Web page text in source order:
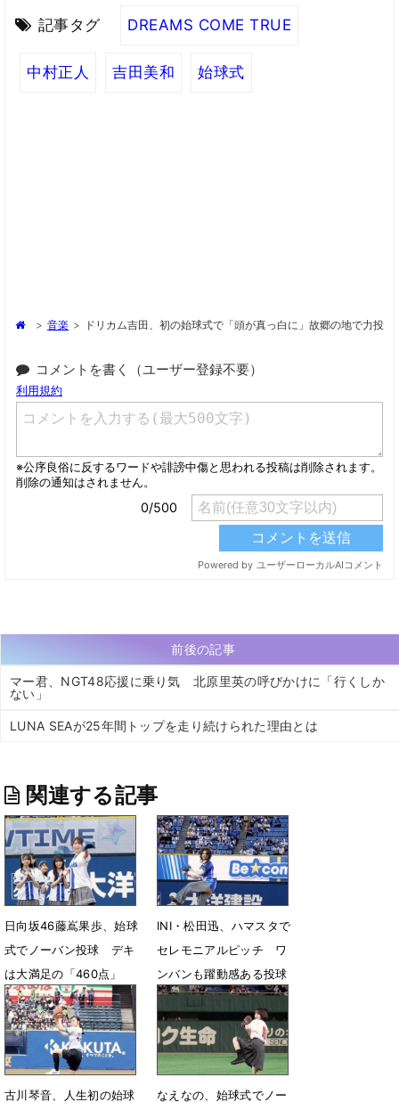
記事タグ DREAMS COME TRUE
中村正人 吉田美和 始球式
> 音楽 > ドリカム吉田、初の始球式で「頭が真っ白に」故郷の地で力投
コメントを書く（ユーザー登録不要）
前後の記事
マー君、NGT48応援に乗り気 北原里英の呼びかけに「行くしか
ない」
LUNA SEAが25年間トップを走り続けられた理由とは
関連する記事
日向坂46藤嶌果歩、始球
式でノーバン投球 デキ
は大満足の「460点」
5月29日 08時18分
INI・松田迅、ハマスタで
セレモニアルピッチ ワ
ンバンも躍動感ある投球
で沸かせる
4月7日 18時29分
古川琴音、人生初の始球
なえなの、始球式でノー